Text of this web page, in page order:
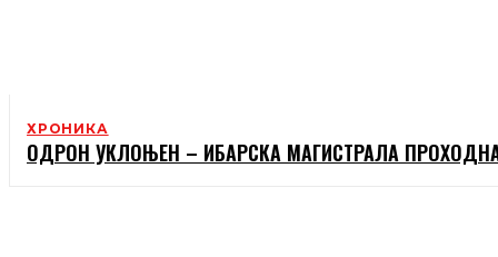
ХРОНИКА
ОДРОН УКЛОЊЕН – ИБАРСКА МАГИСТРАЛА